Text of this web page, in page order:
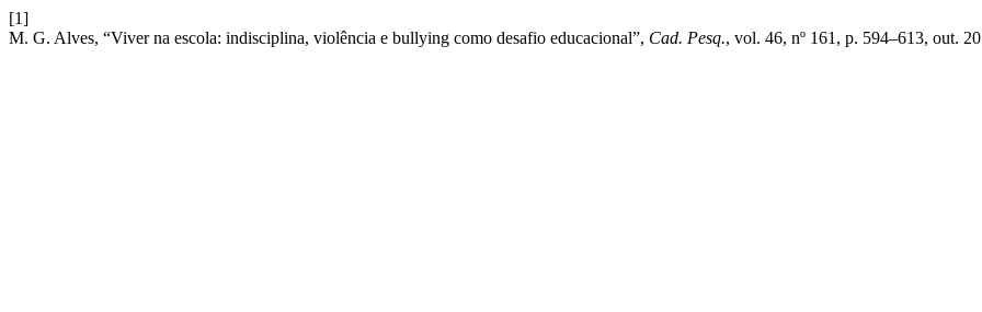
[1]
M. G. Alves, “Viver na escola: indisciplina, violência e bullying como desafio educacional”, Cad. Pesq., vol. 46, nº 161, p. 594–613, out.